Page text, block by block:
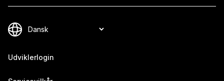
Udviklerlogin